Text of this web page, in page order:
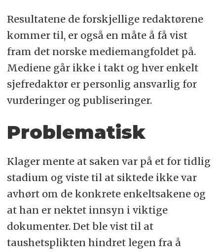
Resultatene de forskjellige redaktørene
kommer til, er også en måte å få vist
fram det norske mediemangfoldet på.
Mediene går ikke i takt og hver enkelt
sjefredaktør er personlig ansvarlig for
vurderinger og publiseringer.
Problematisk
Klager mente at saken var på et for tidlig
stadium og viste til at siktede ikke var
avhørt om de konkrete enkeltsakene og
at han er nektet innsyn i viktige
dokumenter. Det ble vist til at
taushetsplikten hindret legen fra å